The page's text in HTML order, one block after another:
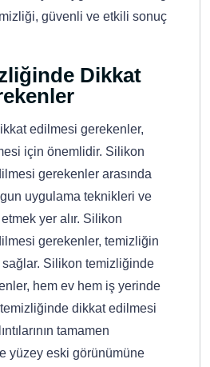
güvenli ve etkili sonuç
Dikkat
edilmesi gerekenler,
için önemlidir. Silikon
gerekenler arasında
uygulama teknikleri ve
yer alır. Silikon
gerekenler, temizliğin
sağlar. Silikon temizliğinde
hem ev hem iş yerinde
dikkat edilmesi
tamamen
yüzey eski görünümüne